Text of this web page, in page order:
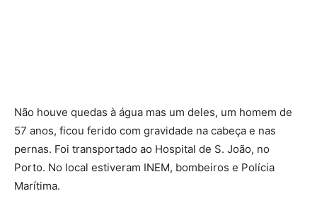
Não houve quedas à água mas um deles, um homem de
57 anos, ficou ferido com gravidade na cabeça e nas
pernas. Foi transportado ao Hospital de S. João, no
Porto. No local estiveram INEM, bombeiros e Polícia
Marítima.